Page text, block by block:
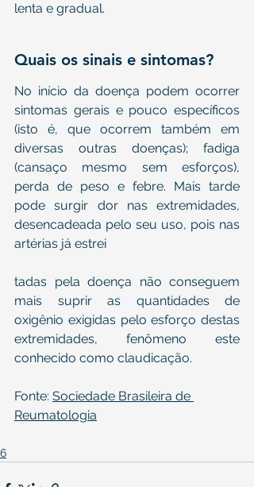
lenta e gradual.
Quais os sinais e sintomas?
No início da doença podem ocorrer
sintomas gerais e pouco específicos
(isto é, que ocorrem também em
diversas outras doenças); fadiga
(cansaço mesmo sem esforços),
perda de peso e febre. Mais tarde
pode surgir dor nas extremidades,
desencadeada pelo seu uso, pois nas
artérias já estrei
tadas pela doença não conseguem
mais suprir as quantidades de
oxigênio exigidas pelo esforço destas
extremidades, fenômeno este
conhecido como claudicação.
Fonte: Sociedade Brasileira de
Reumatologia
6